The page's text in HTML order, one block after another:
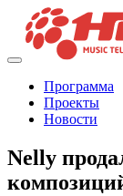
Программа
Проекты
Новости
Nelly